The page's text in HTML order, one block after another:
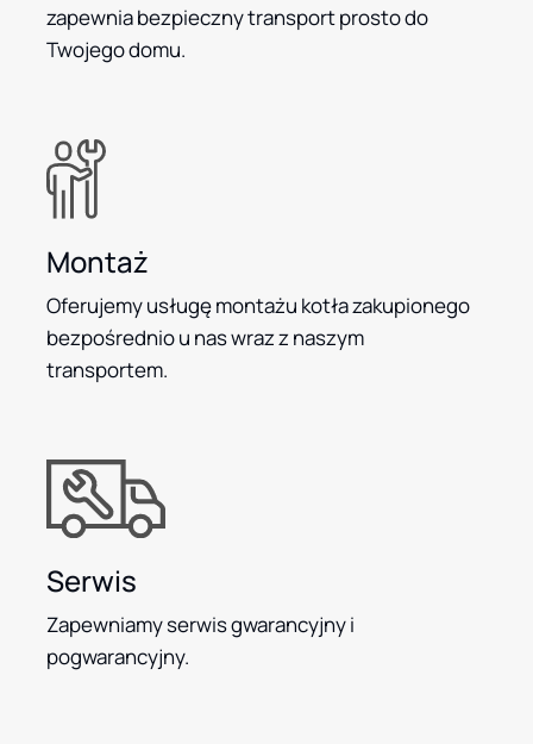
zapewnia bezpieczny transport prosto do
Twojego domu.
Montaż
Oferujemy usługę montażu kotła zakupionego
bezpośrednio u nas wraz z naszym
transportem.
Serwis
Zapewniamy serwis gwarancyjny i
pogwarancyjny.